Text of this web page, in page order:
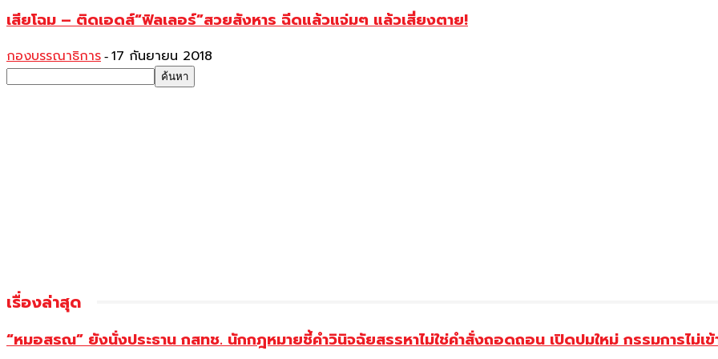
เสียโฉม – ติดเอดส์“ฟิลเลอร์”สวยสังหาร ฉีดแล้วแจ่มๆ แล้วเสี่ยงตาย!
กองบรรณาธิการ - 17 กันยายน 2018
เรื่องล่าสุด
“หมอสรณ” ยังนั่งประธาน กสทช. นักกฎหมายชี้คำวินิจฉัยสรรหาไม่ใช่คำสั่งถอดถอน เปิดปมใหม่ กรรมการไม่เ